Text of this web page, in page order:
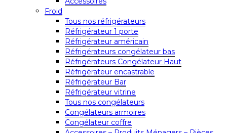
Froid
Tous nos réfrigérateurs
Réfrigérateur 1 porte
Réfrigérateur américain
Réfrigérateurs congélateur bas
Réfrigérateurs Congélateur Haut
Réfrigérateur encastrable
Réfrigérateur Bar
Réfrigérateur vitrine
Tous nos congélateurs
Congélateurs armoires
Congélateur coffre